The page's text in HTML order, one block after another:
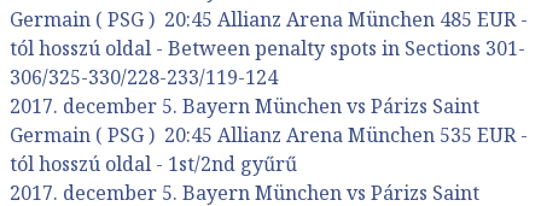
Germain ( PSG ) 20:45 Allianz Arena München 485 EUR -
tól hosszú oldal - Between penalty spots in Sections 301-
306/325-330/228-233/119-124
2017. december 5. Bayern München vs Párizs Saint
Germain ( PSG ) 20:45 Allianz Arena München 535 EUR -
tól hosszú oldal - 1st/2nd gyűrű
2017. december 5. Bayern München vs Párizs Saint